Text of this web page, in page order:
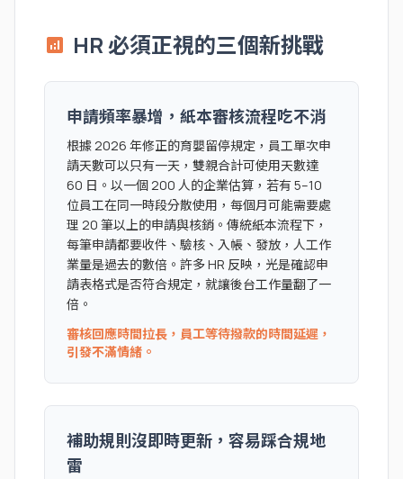
analytics HR 必須正視的三個新挑戰
申請頻率暴增，紙本審核流程吃不消
根據 2026 年修正的育嬰留停規定，員工單次申
請天數可以只有一天，雙親合計可使用天數達
60 日。以一個 200 人的企業估算，若有 5–10
位員工在同一時段分散使用，每個月可能需要處
理 20 筆以上的申請與核銷。傳統紙本流程下，
每筆申請都要收件、驗核、入帳、發放，人工作
業量是過去的數倍。許多 HR 反映，光是確認申
請表格式是否符合規定，就讓後台工作量翻了一
倍。
審核回應時間拉長，員工等待撥款的時間延遲，
引發不滿情緒。
補助規則沒即時更新，容易踩合規地
雷